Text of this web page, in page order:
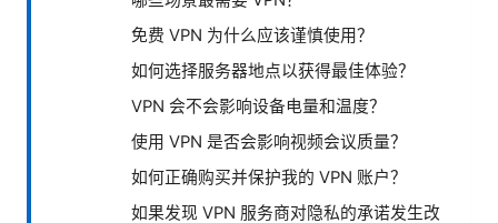
免费 VPN 为什么应该谨慎使用？
如何选择服务器地点以获得最佳体验？
VPN 会不会影响设备电量和温度？
使用 VPN 是否会影响视频会议质量？
如何正确购买并保护我的 VPN 账户？
如果发现 VPN 服务商对隐私的承诺发生改